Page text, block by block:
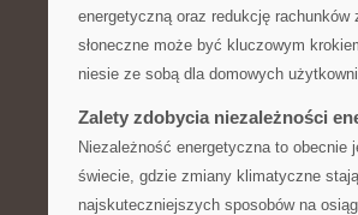
energetyczną oraz redukcję
słoneczne może‍ być ‌kluczowym
niesie ze sobą dla‌ domowych⁤
Zalety zdobycia niezależności
Niezależność energetyczna to
świecie,⁤ gdzie zmiany ⁣klimatyczne⁤
najskuteczniejszych sposobów na